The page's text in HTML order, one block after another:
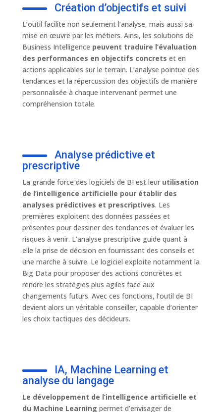
Création d’objectifs et suivi
L’outil facilite non seulement l’analyse, mais aussi sa
mise en œuvre par les métiers. Ainsi, les solutions de
Business Intelligence peuvent traduire l’évaluation
des performances en objectifs concrets et en
actions applicables sur le terrain. L’analyse pointue des
tendances et la répercussion des objectifs de manière
personnalisée à chaque intervenant permet une
compréhension totale.
Analyse prédictive et
prescriptive
La grande force des logiciels de BI est leur utilisation
de l’intelligence artificielle pour établir des
analyses prédictives et prescriptives. Les
premières exploitent des données passées et
présentes pour dessiner des tendances et évaluer les
risques à venir. L’analyse prescriptive guide quant à
elle la prise de décision en fournissant des conseils et
une marche à suivre. Le logiciel exploite notamment la
Big Data pour proposer des actions concrètes et
rendre les stratégies plus agiles face aux
changements futurs. Avec ces fonctions, l’outil de BI
devient alors un véritable conseiller, capable d’orienter
les choix tactiques des décideurs.
IA, Machine Learning et
analyse du langage
Le développement de l’intelligence artificielle et
du Machine Learning permet d’envisager de